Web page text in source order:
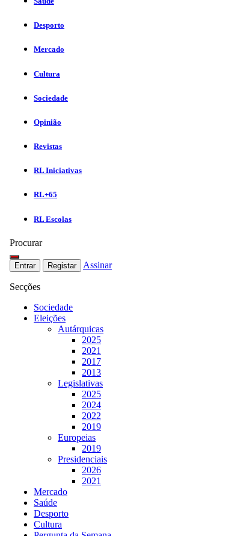
Desporto
Mercado
Cultura
Sociedade
Opinião
Revistas
RL Iniciativas
RL+65
RL Escolas
Procurar
Entrar Registar Assinar
Secções
Sociedade
Eleições
Autárquicas
2025
2021
2017
2013
Legislativas
2025
2024
2022
2019
Europeias
2019
Presidenciais
2026
2021
Mercado
Saúde
Desporto
Cultura